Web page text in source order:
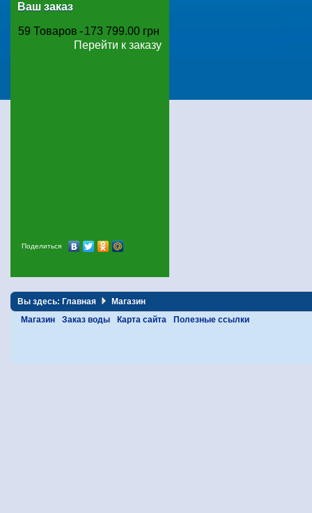
Ваш заказ
59 Товаров -173 799.00 грн
Перейти к заказу
Поделиться
Вы здесь: Главная
Магазин
Магазин
Заказ воды Карта сайта Полезные ссылки